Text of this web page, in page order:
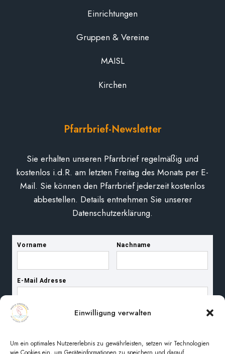
Einwilligung verwalten
Um ein optimales Nutzererlebnis zu gewährleisten, setzen wir Technologien
Einrichtungen
Gruppen & Vereine
MAISL
Kirchen
Pfarrbrief-Newsletter
Sie erhalten unseren Pfarrbrief regelmäßig und
kostenlos i.d.R. am letzten Freitag des Monats per E-
Mail. Sie können den Pfarrbrief jederzeit kostenlos
abbestellen. Details entnehmen Sie unserer
Datenschutzerklärung.